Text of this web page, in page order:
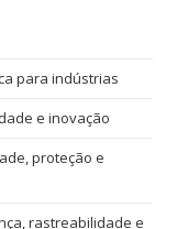
para indústrias
e inovação
proteção e
rastreabilidade e